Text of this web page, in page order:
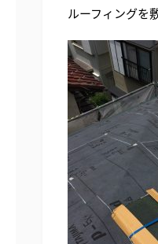
ルーフィングを